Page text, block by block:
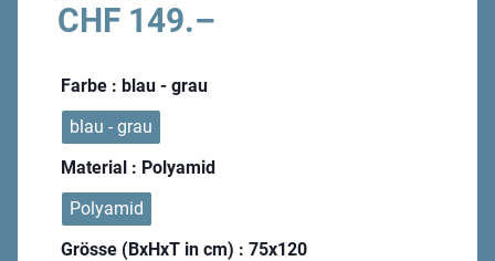
CHF 149.–
Farbe : blau - grau
blau - grau
Material : Polyamid
Polyamid
Grösse (BxHxT in cm) : 75x120